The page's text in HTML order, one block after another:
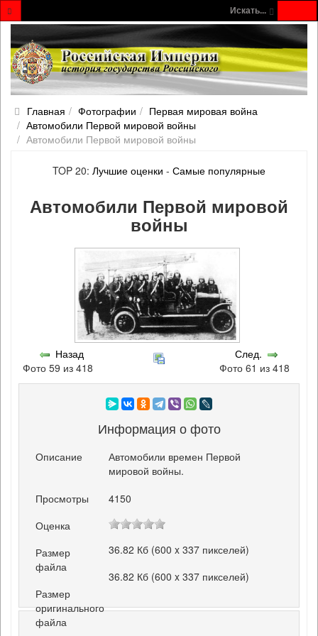
Искать...
Главная Фотографии
Первая мировая война
Автомобили Первой мировой войны
Автомобили Первой мировой войны
TOP 20: Лучшие оценки - Самые популярные
Автомобили Первой мировой
войны
Назад
Фото 59 из 418
След.
Фото 61 из 418
Информация о фото
Описание
Автомобили времен Первой
мировой войны.
Просмотры
4150
Оценка
Размер
файла
36.82 Кб (600 x 337 пикселей)
Размер
оригинального
файла
36.82 Кб (600 x 337 пикселей)